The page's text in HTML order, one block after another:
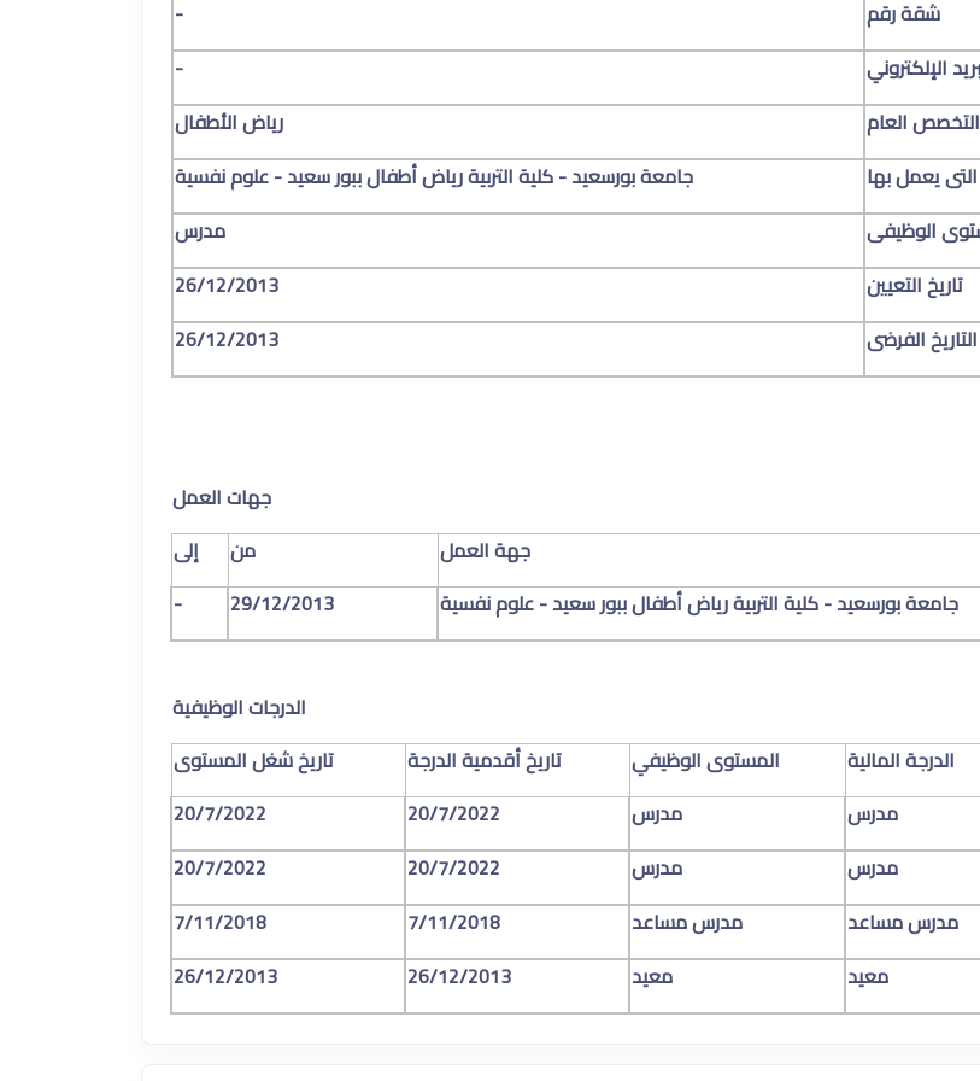
شقة رقم
-
الإلكتروني
-
التخصص العام
رياض الأطفال
يعمل بها
جامعة بورسعيد - كلية التربية رياض أطفال ببور سعيد - علوم نفسية
الوظيفى
مدرس
تاريخ التعيين
26/12/2013
التاريخ الفرضى
26/12/2013
جهات العمل
جهة العمل
من
إلى
جامعة بورسعيد - كلية التربية رياض أطفال ببور سعيد - علوم نفسية
29/12/2013
-
الدرجات الوظيفية
الدرجة المالية المستوى الوظيفي تاريخ أقدمية الدرجة
تاريخ شغل المستوى
مدرس مدرس 20/7/2022
20/7/2022
مدرس مدرس 20/7/2022
20/7/2022
مدرس مساعد مدرس مساعد 7/11/2018
7/11/2018
معيد معيد 26/12/2013
26/12/2013